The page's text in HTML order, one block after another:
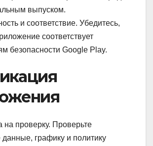
выпуском.
и соответствие. Убедитесь,
соответствует
безопасности Google Play.
на проверку. Проверьте
графику и политику